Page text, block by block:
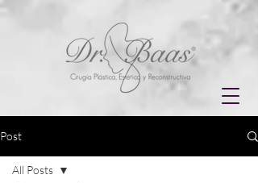
Post
All Posts